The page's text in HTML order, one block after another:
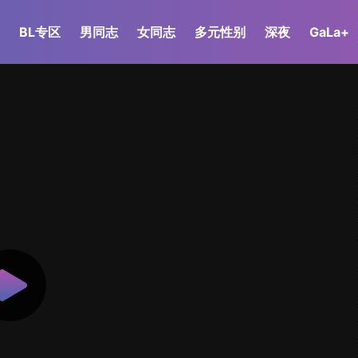
BL专区 男同志 女同志 多元性别 深夜 GaLa+